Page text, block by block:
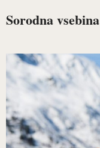
Sorodna vsebina